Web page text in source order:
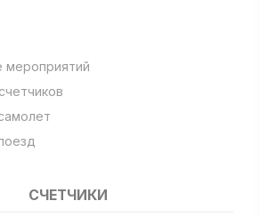
мероприятий
СЧЕТЧИКИ